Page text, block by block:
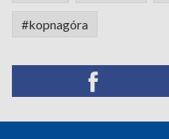
#kopnagóra